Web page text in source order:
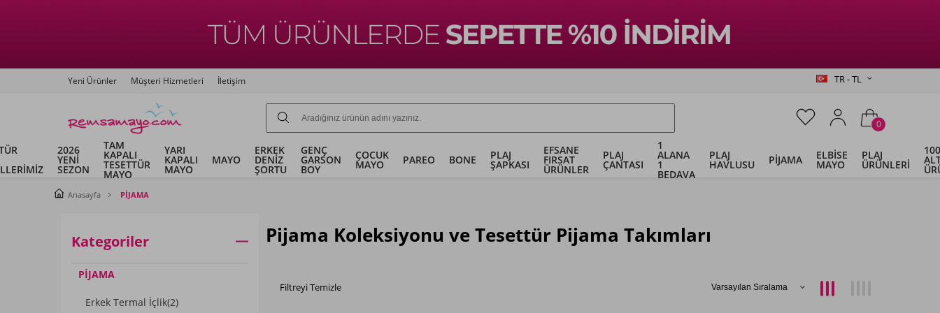
Yeni Ürünler Müşteri Hizmetleri İletişim TR - TL
0
2026
YENİ
SEZON
TAM
KAPALI
TESETTÜR
MAYO
YARI
KAPALI
MAYO
MAYO
ERKEK
DENİZ
ŞORTU
GENÇ
GARSON
BOY
ÇOCUK
MAYO PAREO BONE PLAJ
ŞAPKASI
EFSANE
FIRSAT
ÜRÜNLER
PLAJ
ÇANTASI
1
ALANA
1
BEDAVA
PLAJ
HAVLUSU PİJAMA ELBİSE
MAYO
PLAJ
ÜRÜNLERİ
Anasayfa PİJAMA
Kategoriler
PİJAMA
Erkek Termal İçlik(2)
Pijama Koleksiyonu ve Tesettür Pijama Takımları
Filtreyi Temizle